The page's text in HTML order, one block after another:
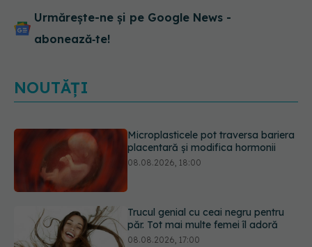
Urmărește-ne și pe Google News -
abonează‑te!
NOUTĂȚI
Trucul genial cu ceai negru pentru
păr. Tot mai multe femei îl adoră
08.08.2026, 17:00
Medicamentul folosit de peste 60 de
ani care acționează într-un loc
neașteptat